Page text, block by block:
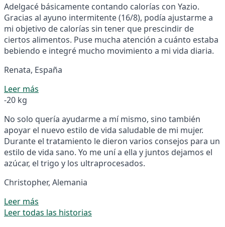
Adelgacé básicamente contando calorías con Yazio.
Gracias al ayuno intermitente (16/8), podía ajustarme a
mi objetivo de calorías sin tener que prescindir de
ciertos alimentos. Puse mucha atención a cuánto estaba
bebiendo e integré mucho movimiento a mi vida diaria.
Renata, España
Leer más
-20 kg
No solo quería ayudarme a mí mismo, sino también
apoyar el nuevo estilo de vida saludable de mi mujer.
Durante el tratamiento le dieron varios consejos para un
estilo de vida sano. Yo me uní a ella y juntos dejamos el
azúcar, el trigo y los ultraprocesados.
Christopher, Alemania
Leer más
Leer todas las historias